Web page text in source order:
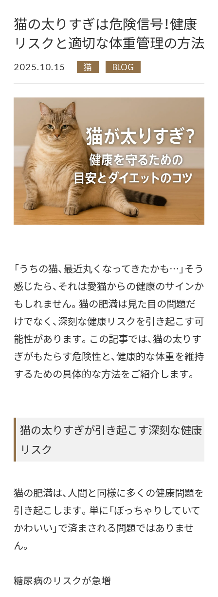
猫の太りすぎは危険信号！健康
リスクと適切な体重管理の方法
2025.10.15 猫 BLOG
「うちの猫、最近丸くなってきたかも…」そう
感じたら、それは愛猫からの健康のサインか
もしれません。猫の肥満は見た目の問題だ
けでなく、深刻な健康リスクを引き起こす可
能性があります。この記事では、猫の太りす
ぎがもたらす危険性と、健康的な体重を維持
するための具体的な方法をご紹介します。
猫の太りすぎが引き起こす深刻な健康
リスク
猫の肥満は、人間と同様に多くの健康問題を
引き起こします。単に「ぽっちゃりしていて
かわいい」で済まされる問題ではありませ
ん。
糖尿病のリスクが急増